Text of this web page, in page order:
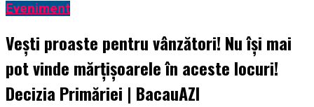
Eveniment
Veşti proaste pentru vânzători! Nu îşi mai
pot vinde mărţişoarele în aceste locuri!
Decizia Primăriei | BacauAZI